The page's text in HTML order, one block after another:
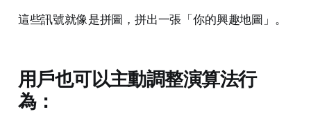
這些訊號就像是拼圖，拼出一張「你的興趣地圖」。
用戶也可以主動調整演算法行
為：